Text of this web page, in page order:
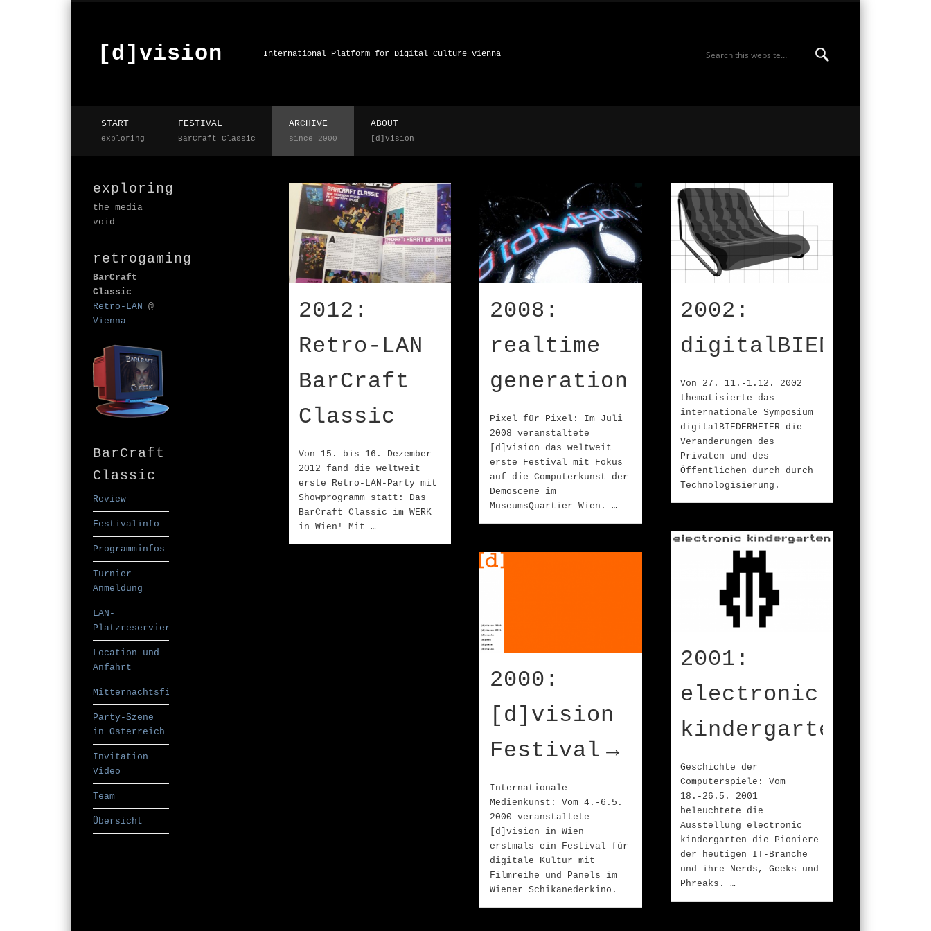
[d]vision International Platform for Digital Culture Vienna
START
exploring
FESTIVAL
BarCraft Classic
ARCHIVE
since 2000
ABOUT
[d]vision
2012:
Retro-LAN
BarCraft
Classic
Von 15. bis 16. Dezember
2012 fand die weltweit
erste Retro-LAN-Party mit
Showprogramm statt: Das
BarCraft Classic im WERK
in Wien! Mit …
2008:
realtime
generation
Pixel für Pixel: Im Juli
2008 veranstaltete
[d]vision das weltweit
erste Festival mit Fokus
auf die Computerkunst der
Demoscene im
MuseumsQuartier Wien. …
2002:
digitalBIEDERMEIER
Von 27. 11.-1.12. 2002
thematisierte das
internationale Symposium
digitalBIEDERMEIER die
Veränderungen des
Privaten und des
Öffentlichen durch durch
Technologisierung.
2001:
electronic
kindergarten
Geschichte der
Computerspiele: Vom
18.-26.5. 2001
beleuchtete die
Ausstellung electronic
kindergarten die Pioniere
der heutigen IT-Branche
und ihre Nerds, Geeks und
Phreaks. …
2000:
[d]vision
Festival
Internationale
Medienkunst: Vom 4.-6.5.
2000 veranstaltete
[d]vision in Wien
erstmals ein Festival für
digitale Kultur mit
Filmreihe und Panels im
Wiener Schikanederkino.
exploring
the media
void
retrogaming
BarCraft
Classic
Retro-LAN @
Vienna
BarCraft
Classic
Review
Festivalinfo
Programminfos
Turnier
Anmeldung
LAN-
Platzreservierung
Location und
Anfahrt
Mitternachtsfilm
Party-Szene
in Österreich
Invitation
Video
Team
Übersicht